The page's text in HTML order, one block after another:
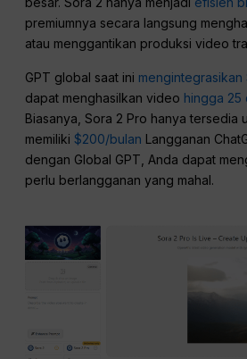
premiumnya secara langsung
atau menggantikan produksi video
GPT global saat ini mengintegrasikan
dapat menghasilkan video hingga 25
Biasanya, Sora 2 Pro hanya tersedia
memiliki $200/bulan Langganan
dengan Global GPT, Anda dapat
perlu berlangganan yang mahal.